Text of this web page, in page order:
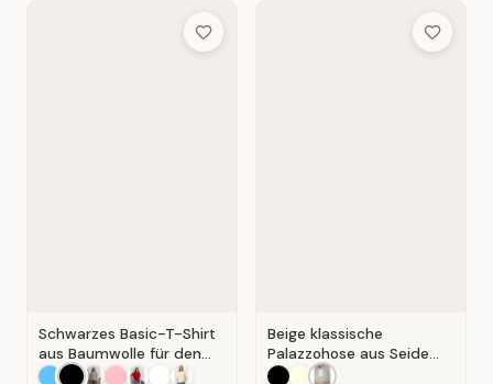
Add to Wish List
Schwarzes Basic-T-Shirt
aus Baumwolle für den
Alltag . Schwarz.
Add to
Beige klassische
Palazzohose aus Seide
mit Falten . Beige .